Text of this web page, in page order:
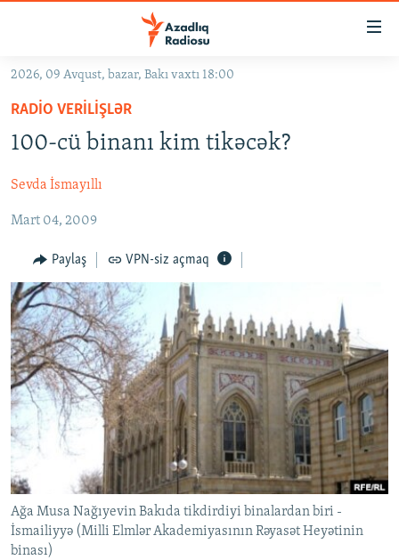
Əsas
qayıt
Əsas
qayıt
keç
GÜNDƏM
#ƏSLINDƏ
FƏRQƏ BAX
QANUNI DOĞRU
ARAŞDIRMA
MULTIMEDIA
VIDEO
FOTOQALEREYA
İNFOQRAFIKA
KARIKATURA
RADIO ARXIV
OXU ZALI
AZƏRBAYCAN ƏDƏBIYYATI KITABXANASI
İSLAM VƏ DEMOKRATIYA
İZ - MƏDƏNIYYƏT PROQRAMI
HAQQIMIZDA
MISSIYAMIZ
PEŞƏ ETIKASI VƏ JURNALISTIKA STANDARTLARIMIZ
MATERIALLARIMIZDAN ISTIFADƏ
AZADLIQRADIOSU MOBIL TELEFONUNUZDA
BIZIMLƏ ƏLAQƏ
BIZI IZLƏ
RFE/RL-in bütün saytları
2026, 09 Avqust, bazar, Bakı vaxtı 18:00
RADIO VERILIŞLƏR
100-cü binanı kim tikəcək?
Sevda İsmayıllı
Mart 04, 2009
Paylaş VPN-siz açmaq
Ağa Musa Nağıyevin Bakıda tikdirdiyi binalardan biri -
İsmailiyyə (Milli Elmlər Akademiyasının Rəyasət Heyətinin
binası)